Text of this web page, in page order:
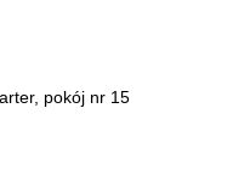
pokój nr 15